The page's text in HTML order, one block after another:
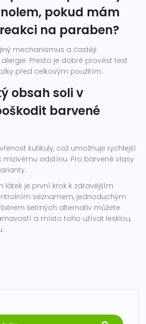
pokud mám
na paraben?
mechanismus a častěji
Přesto je dobré provést test
před celkovým použitím.
obsah soli v
barvené
kutikuly, což umožňuje rychlejší
mizivému odstínu. Pro barvené vlasy
látek je první krok k zdravějším
seznamem, jednoduchým
šetrných alternativ můžete
a místo toho užívat lesklou,